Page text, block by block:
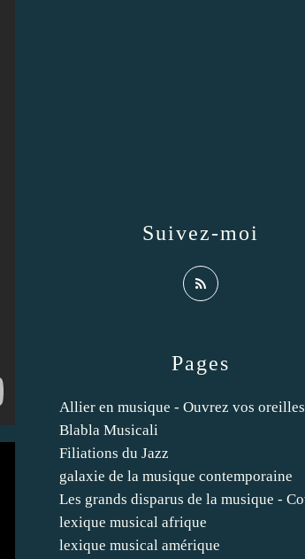
Pages
Allier en musique - Ouvrez vos oreilles
Blabla Musicali
Filiations du Jazz
galaxie de la musique contemporaine
Les grands disparus de la musique -
lexique musical afrique
lexique musical amérique
Suivez-moi